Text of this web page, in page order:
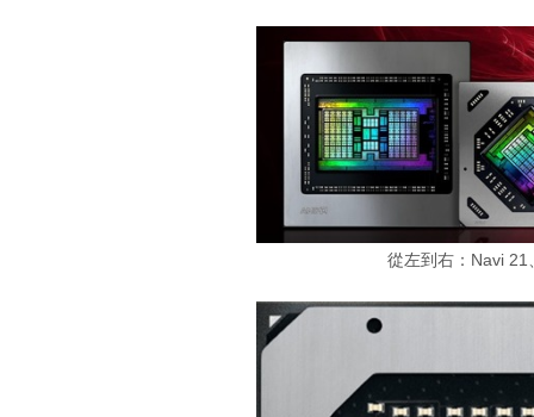
從左到右：Navi